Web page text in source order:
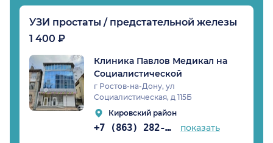
УЗИ простаты / предстательной железы
1 400 ₽
Клиника Павлов Медикал на
Социалистической
г Ростов-на-Дону, ул
Социалистическая, д 115Б
Кировский район
+7 (863) 282-94-45 показать